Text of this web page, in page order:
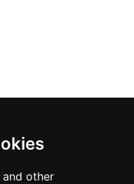
and other